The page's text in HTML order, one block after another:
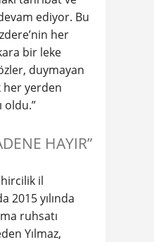
ediyor. Bu
her
bir leke
duymayan
her yerden
oldu.”
HAYIR”
il
2015 yılında
ruhsatı
Yılmaz,